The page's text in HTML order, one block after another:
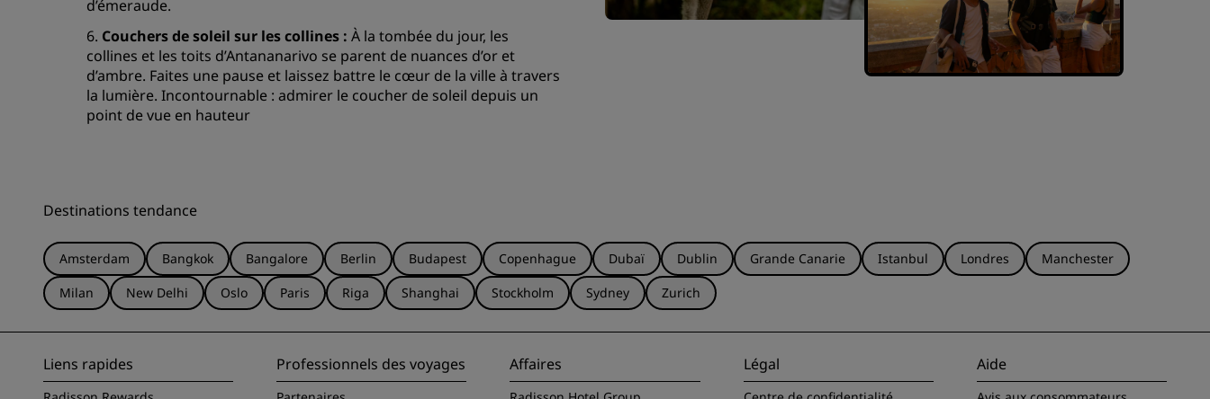
d’émeraude.
6. Couchers de soleil sur les collines : À la tombée du jour, les
collines et les toits d’Antananarivo se parent de nuances d’or et
d’ambre. Faites une pause et laissez battre le cœur de la ville à travers
la lumière. Incontournable : admirer le coucher de soleil depuis un
point de vue en hauteur
Destinations tendance
Amsterdam Bangkok Bangalore Berlin Budapest Copenhague Dubaï Dublin Grande Canarie Istanbul Londres
Manchester
Milan
New Delhi Oslo Paris Riga Shanghai Stockholm Sydney Zurich
Liens rapides Professionnels des voyages Affaires Légal Aide